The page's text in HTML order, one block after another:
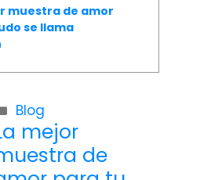
muestra de amor
se llama
Blog
mejor
de